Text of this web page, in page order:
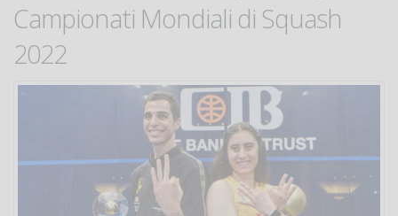
Campionati Mondiali di Squash
2022